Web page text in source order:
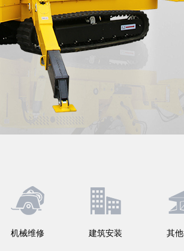
机械维修 建筑安装 其